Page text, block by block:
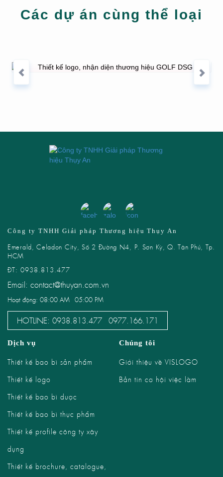
Các dự án cùng thể loại
Công ty TNHH Giải pháp Thương hiệu Thụy An
Emerald, Celadon City, Số 2 Đường N4, P. Sơn Kỳ, Q. Tân Phú, Tp.
HCM
ĐT: 0938.813.477
Email: contact@thuyan.com.vn
Hoạt động: 08:00 AM - 05:00 PM
HOTLINE: 0938.813.477 0977.166.171
Dịch vụ
Thiết kế bao bì sản phẩm
Thiết kế logo
Thiết kế bao bì dược
Thiết kế bao bì thực phẩm
Thiết kế profile công ty xây
dựng
Thiết kế brochure, catalogue,
Chúng tôi
Giới thiệu về VISLOGO
Bản tin cơ hội việc làm